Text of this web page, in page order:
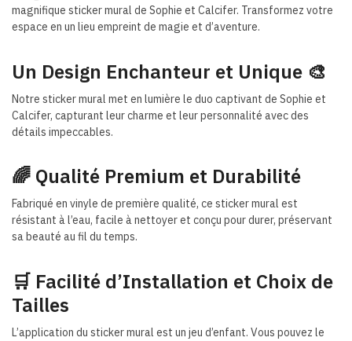
magnifique sticker mural de Sophie et Calcifer. Transformez votre
espace en un lieu empreint de magie et d’aventure.
Un Design Enchanteur et Unique 🎨
Notre sticker mural met en lumière le duo captivant de Sophie et
Calcifer, capturant leur charme et leur personnalité avec des
détails impeccables.
🌈 Qualité Premium et Durabilité
Fabriqué en vinyle de première qualité, ce sticker mural est
résistant à l’eau, facile à nettoyer et conçu pour durer, préservant
sa beauté au fil du temps.
🛒 Facilité d’Installation et Choix de
Tailles
L’application du sticker mural est un jeu d’enfant. Vous pouvez le